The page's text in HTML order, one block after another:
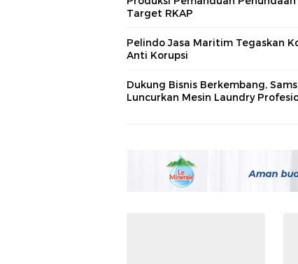
Target RKAP
Pelindo Jasa Maritim Tegaskan
Anti Korupsi
Dukung Bisnis Berkembang,
Luncurkan Mesin Laundry